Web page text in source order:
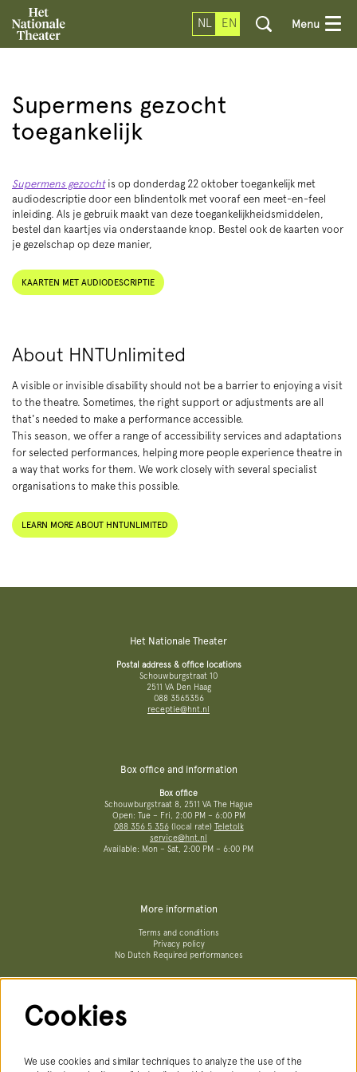
NL EN Menu
Supermens gezocht
toegankelijk
Supermens gezochtis op donderdag 22 oktober toegankelijk met
audiodescriptie door een blindentolk met vooraf een meet-en-feel
inleiding. Als je gebruik maakt van deze toegankelijkheidsmiddelen,
bestel dan kaartjes via onderstaande knop. Bestel ook de kaarten voor
je gezelschap op deze manier,
KAARTEN MET AUDIODESCRIPTIE
About HNTUnlimited
A visible or invisible disability should not be a barrier to enjoying a visit
to the theatre. Sometimes, the right support or adjustments are all
that's needed to make a performance accessible.
This season, we offer a range of accessibility services and adaptations
for selected performances, helping more people experience theatre in
a way that works for them. We work closely with several specialist
organisations to make this possible.
LEARN MORE ABOUT HNTUNLIMITED
Het Nationale Theater
Postal address & office locations
Schouwburgstraat 10
2511 VA Den Haag
088 3565356
receptie@hnt.nl
Box office and information
Box office
Schouwburgstraat 8, 2511 VA The Hague
Open: Tue – Fri, 2:00 PM – 6:00 PM
088 356 5 356(local rate) Teletolk
service@hnt.nl
Available: Mon – Sat, 2:00 PM – 6:00 PM
More information
Terms and conditions
Privacy policy
No Dutch Required performances
Cookies
We use cookies and similar techniques to analyze the use of the